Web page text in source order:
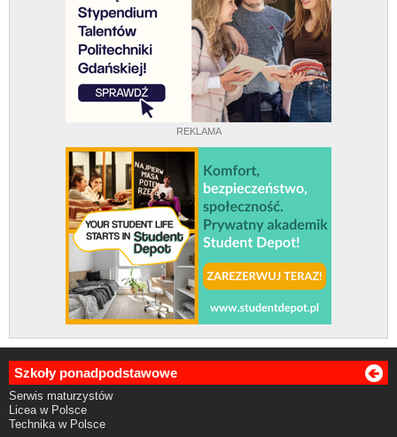
REKLAMA
Szkoły ponadpodstawowe
Serwis maturzystów
Licea w Polsce
Technika w Polsce